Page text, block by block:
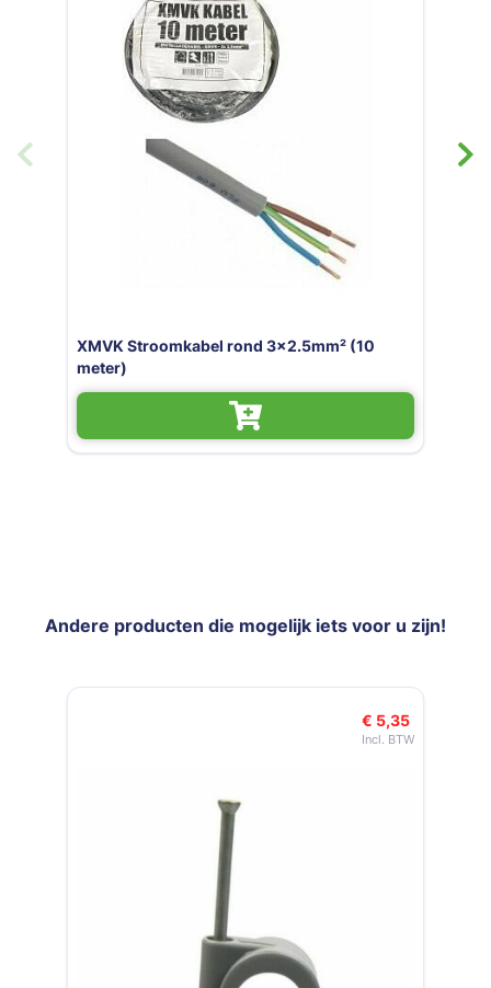
rond 3x2.5mm² (10
meter)
Andere producten die mogelijk iets voor u zijn!
Navigeren door de elementen van de carrousel is mogelijk met
Druk om carrousel over te slaan
€ 5,35